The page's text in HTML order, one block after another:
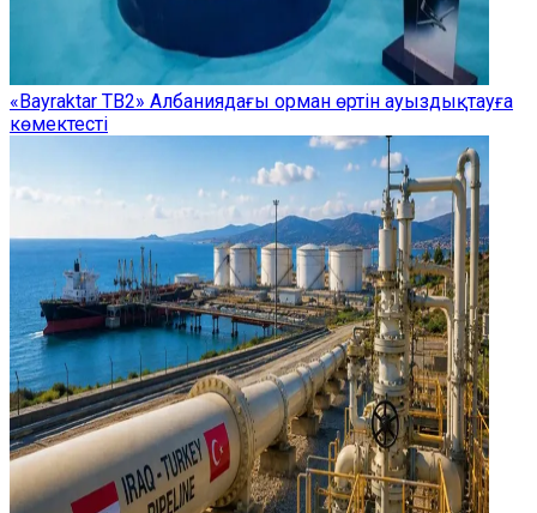
«Bayraktar TB2» Албаниядағы орман өртін ауыздықтауға
көмектесті